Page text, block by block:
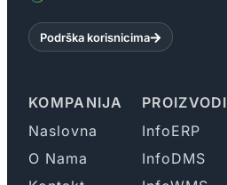
Podrška korisnicima
KOMPANIJA
Naslovna
O Nama
PROIZVODI
InfoERP
InfoDMS